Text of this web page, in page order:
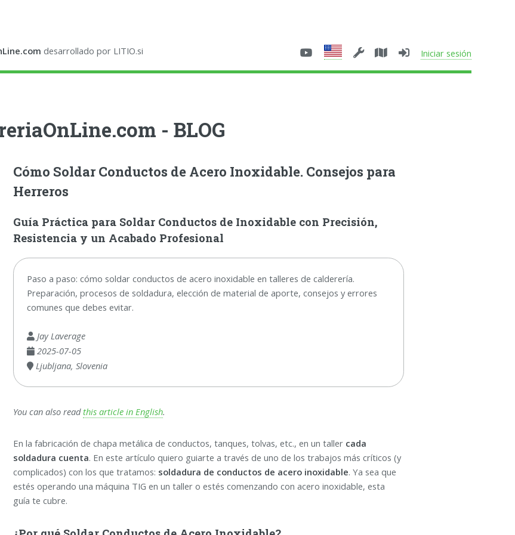
desarrollado por LITIO.si Iniciar sesión
- BLOG
Cómo Soldar Conductos de Acero Inoxidable. Consejos para
Herreros
Guía Práctica para Soldar Conductos de Inoxidable con Precisión,
Resistencia y un Acabado Profesional
Paso a paso: cómo soldar conductos de acero inoxidable en talleres de calderería.
Preparación, procesos de soldadura, elección de material de aporte, consejos y errores
comunes que debes evitar.
Jay Laverage
2025-07-05
Ljubljana, Slovenia
You can also readthis article in English.
En la fabricación de chapa metálica de conductos, tanques, tolvas, etc., en un taller cada
soldadura cuenta. En este artículo quiero guiarte a través de uno de los trabajos más críticos (y
complicados) con los que tratamos: soldadura de conductos de acero inoxidable. Ya sea que
estés operando una máquina TIG en un taller o estés comenzando con acero inoxidable, esta
guía te cubre.